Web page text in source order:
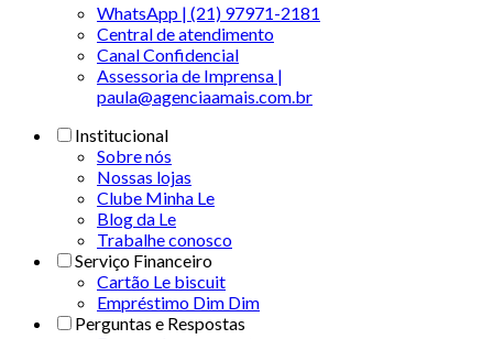
WhatsApp | (21) 97971-2181
Central de atendimento
Canal Confidencial
Assessoria de Imprensa |
paula@agenciaamais.com.br
Institucional
Sobre nós
Nossas lojas
Clube Minha Le
Blog da Le
Trabalhe conosco
Serviço Financeiro
Cartão Le biscuit
Empréstimo Dim Dim
Perguntas e Respostas